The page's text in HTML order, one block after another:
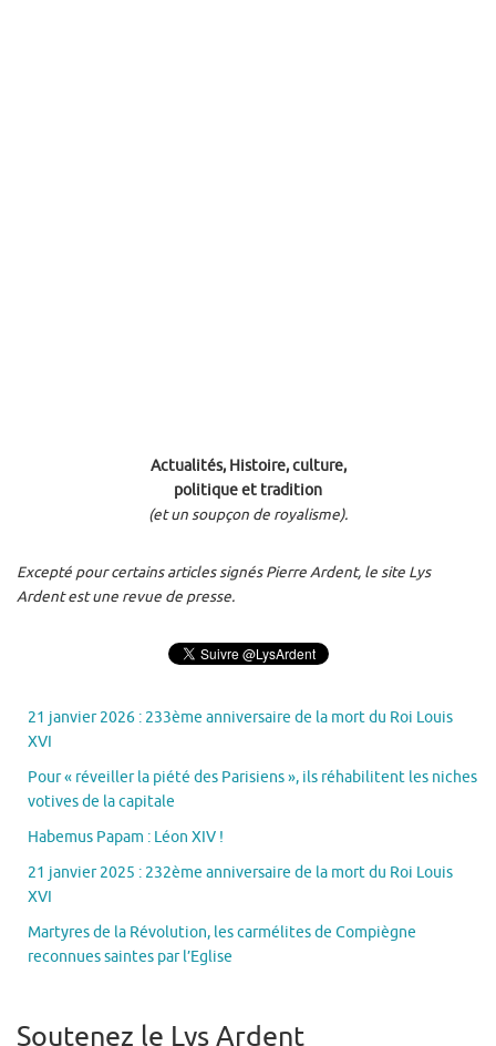
Actualités, Histoire, culture,
politique et tradition
(et un soupçon de royalisme).
Excepté pour certains articles signés Pierre Ardent, le site Lys
Ardent est une revue de presse.
21 janvier 2026 : 233ème anniversaire de la mort du Roi Louis
XVI
Pour « réveiller la piété des Parisiens », ils réhabilitent les niches
votives de la capitale
Habemus Papam : Léon XIV !
21 janvier 2025 : 232ème anniversaire de la mort du Roi Louis
XVI
Martyres de la Révolution, les carmélites de Compiègne
reconnues saintes par l’Eglise
Soutenez le Lys Ardent